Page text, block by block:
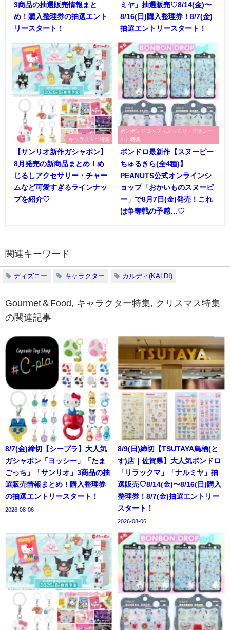
3商品の抽選販売情報まと
め！購入整理券の抽選エント
リースタート！
ミヤ」抽選販売♡8/14(金)〜
8/16(日)購入整理券！8/7(金)
抽選エントリースタート！
キャラクター特集
【サンリオ新作ガシャポン】
8月発売の新商品まとめ！め
じるしアクセサリー・チャー
ムなど可愛すぎるラインナッ
プを紹介♡
ボンボンドロップ（ぷっくり・立体シー
ル）特集
ボンドロ最新作【スヌーピー
ちゅるきら(全4種)】
PEANUTS公式オンラインシ
ョップ「おかいものスヌーピ
ー」で8月7日(金)発売！これ
は争奪戦の予感…♡
関連キーワード
ディズニー キャラクター カルディ(KALDI)
Gourmet＆Food, キャラクター特集, クリスマス特集
の関連記事
8/7(金)締切【シープラ】大人気
ガシャポン「ヨッシー」「たま
ごっち」「サンリオ」3商品の抽
選販売情報まとめ！購入整理券
の抽選エントリースタート！
2026-08-06
8/9(日)締切【TSUTAYA鳥栖(と
す)店｜佐賀県】大人気ボンドロ
「リラックマ」「ナルミヤ」抽
選販売♡8/14(金)〜8/16(日)購入
整理券！8/7(金)抽選エントリー
スタート！
2026-08-06